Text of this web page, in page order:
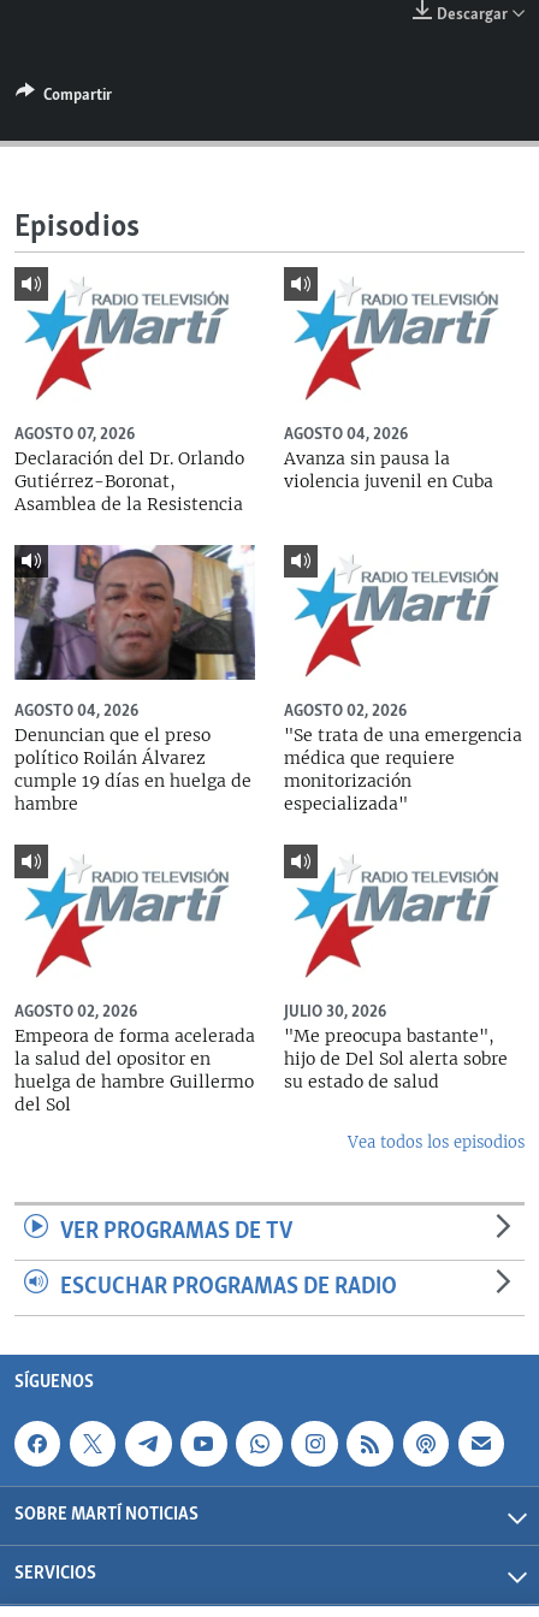
ESPECIALES
LA REALIDAD DE LA VIVIENDA EN CUBA
KENTU-CUBANO
LOS SANTOS DE HIALEAH
DESINFORMACIÓN RUSA EN AMÉRICA LATINA
LA INVASIÓN DE RUSIA A UCRANIA
MULTIMEDIA
EDITORIALES
SÍGUENOS
Descargar
Compartir
Episodios
AGOSTO 07, 2026
Declaración del Dr. Orlando
Gutiérrez-Boronat,
Asamblea de la Resistencia
AGOSTO 04, 2026
Avanza sin pausa la
violencia juvenil en Cuba
AGOSTO 04, 2026
Denuncian que el preso
político Roilán Álvarez
cumple 19 días en huelga de
hambre
AGOSTO 02, 2026
"Se trata de una emergencia
médica que requiere
monitorización
especializada"
AGOSTO 02, 2026
Empeora de forma acelerada
la salud del opositor en
huelga de hambre Guillermo
del Sol
JULIO 30, 2026
"Me preocupa bastante",
hijo de Del Sol alerta sobre
su estado de salud
Vea todos los episodios
VER PROGRAMAS DE TV
ESCUCHAR PROGRAMAS DE RADIO
SÍGUENOS
SOBRE MARTÍ NOTICIAS
SERVICIOS